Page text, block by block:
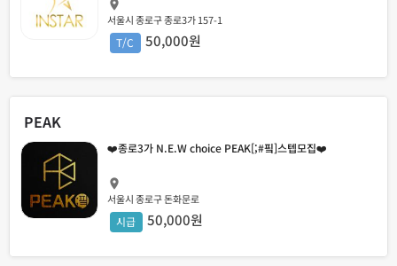
서울시 종로구 종로3가 157-1
T/C 50,000원
PEAK
❤️종로3가 N.E.W choice PEAK[;#핔]스텝모집❤️
서울시 종로구 돈화문로
시급 50,000원